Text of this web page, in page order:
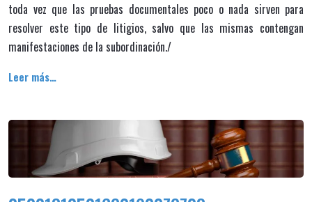
toda vez que las pruebas documentales poco o nada sirven para
resolver este tipo de litigios, salvo que las mismas contengan
manifestaciones de la subordinación./
Leer más…